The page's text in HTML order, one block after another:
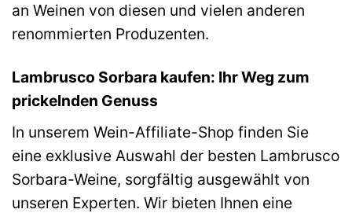
an Weinen von diesen und vielen anderen
renommierten Produzenten.
Lambrusco Sorbara kaufen: Ihr Weg zum
prickelnden Genuss
In unserem Wein-Affiliate-Shop finden Sie
eine exklusive Auswahl der besten Lambrusco
Sorbara-Weine, sorgfältig ausgewählt von
unseren Experten. Wir bieten Ihnen eine